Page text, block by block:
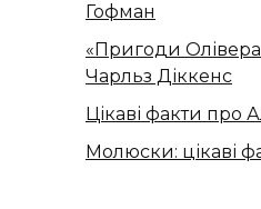
Гофман
«Пригоди Олівера
Чарльз Діккенс
Цікаві факти про
Молюски: цікаві